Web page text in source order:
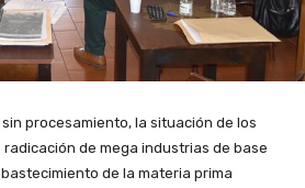
procesamiento, la situación de los
de mega industrias de base
de la materia prima